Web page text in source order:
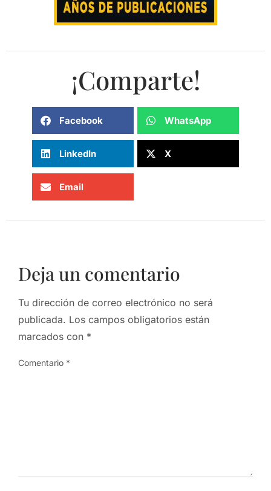
¡Comparte!
Facebook WhatsApp
LinkedIn X
Email
Deja un comentario
Tu dirección de correo electrónico no será
publicada. Los campos obligatorios están
marcados con *
Comentario *